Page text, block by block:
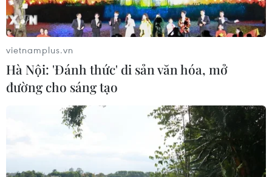
vietnamplus.vn
Hà Nội: 'Đánh thức' di sản văn hóa, mở
đường cho sáng tạo